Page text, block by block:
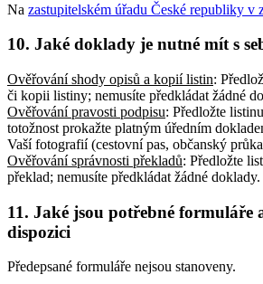
Na zastupitelském úřadu České republiky v
10. Jaké doklady je nutné mít s
Ověřování shody opisů a kopií listin:
či kopii listiny; nemusíte předkládat žádné
Ověřování pravosti podpisu: Předložte
totožnost prokažte platným úředním
Vaší fotografií (cestovní pas, občanský
Ověřování správnosti překladů: Předložte
překlad; nemusíte předkládat žádné doklady.
11. Jaké jsou potřebné formuláře
dispozici
Předepsané formuláře nejsou stanoveny.